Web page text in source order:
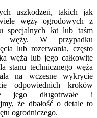
uszkodzeń, takich jak
węży ogrodowych z
specjalnych łat lub taśm
węży. W przypadku
lub rozerwania, często
węża lub jego całkowite
stanu technicznego węża
na wczesne wykrycie
odpowiednich kroków
jego długotrwałe i
że dbałość o detale to
ogrodniczego.